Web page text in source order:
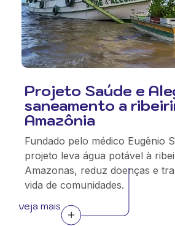
Projeto Saúde e
saneamento a
Amazônia
Fundado pelo médico Eugênio
projeto leva água potável à
Amazonas, reduz doenças e
vida de comunidades.
veja mais